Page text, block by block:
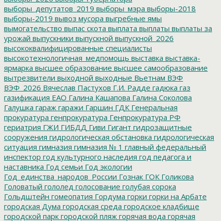
выборы_депутатов_2019 выборы_мэра выборы-2018
выборы-2019 вывоз мусора выгребные ямы
вымогательство выпас скота выплата выплаты выплаты за
урожай выпускники выпускной выпускной_2026
высококвалифицированные специалисты
высокотехнологичная_медпомощь выставка выставка-
ярмарка высшее образование высшее самообразование
вытрезвители выходной выходные Вьетнам ВЭФ
ВЭФ_2026 Вячеслав Пастухов Г.И. Радде гадюка газ
газификация ЕАО Галина Кашапова Галина Соколова
Галушка гараж гаражи Гаршин ГДК Генеральная
прокуратура генпрокуратура Генпрокуратура РФ
гериатрия ГЖИ ГИБДД Гиви Гигант гидрозащитные
сооружения гидрологическая обстановка гидрологическая
ситуация гимназия гимназия № 1 главный федеральный
инспектор год культурного наследия год педагога и
наставника Год семьи Год экологии
Год_единства_народов_России Гознак ГОК Голикова
Головатый гололед голосование голубая сорока
Гольдштейн гомеопатия Гордума горки горки на Арбате
городская Дума городская среда городское кладбище
городской парк городской пляж горячая вода горячая